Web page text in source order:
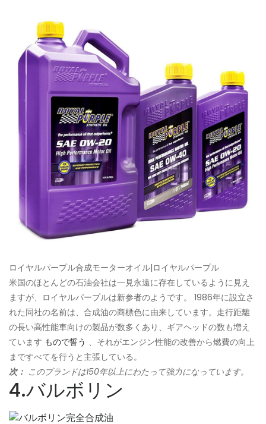
ロイヤルパープル合成モーターオイル|ロイヤルパープル
米国のほとんどの石油会社は一見永遠に存在しているように見え
ますが、ロイヤルパープルは新参者のようです。 1986年に設立さ
れた同社の名前は、合成油の商標色に由来しています。走行距離
の長い高性能車向けの製品が数多くあり、ギアヘッドの数も増え
ています もので誓う 、それがエンジン性能の改善から燃費の向上
まですべてを行うと主張している。
次： このブランドは150年以上にわたって強力になっています。
4.バルボリン